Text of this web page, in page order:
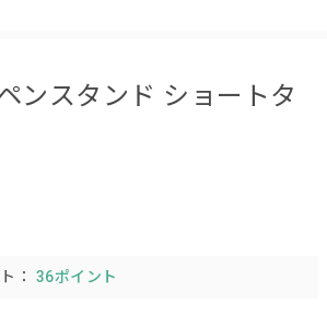
ンスタンド ショートタ
： 36ポイント